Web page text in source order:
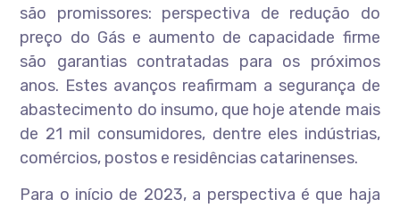
são promissores: perspectiva de redução do
preço do Gás e aumento de capacidade firme
são garantias contratadas para os próximos
anos. Estes avanços reafirmam a segurança de
abastecimento do insumo, que hoje atende mais
de 21 mil consumidores, dentre eles indústrias,
comércios, postos e residências catarinenses.
Para o início de 2023, a perspectiva é que haja